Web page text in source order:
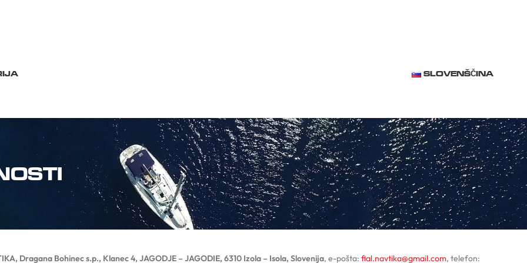
SLOVENŠČINA
Dragana Bohinec s.p., Klanec 4, JAGODJE – JAGODIE, 6310 Izola – Isola, Slovenija, e-pošta: fial.navtika@gmail.com, telefon: